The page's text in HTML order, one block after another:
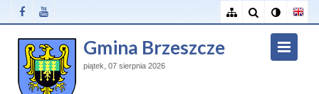
Gmina Brzeszcze
piątek, 07 sierpnia 2026